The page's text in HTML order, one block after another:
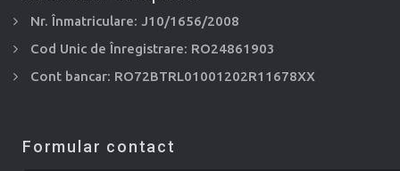
Nr. Înmatriculare: J10/1656/2008
Cod Unic de Înregistrare: RO24861903
Cont bancar: RO72BTRL01001202R11678XX
Formular contact